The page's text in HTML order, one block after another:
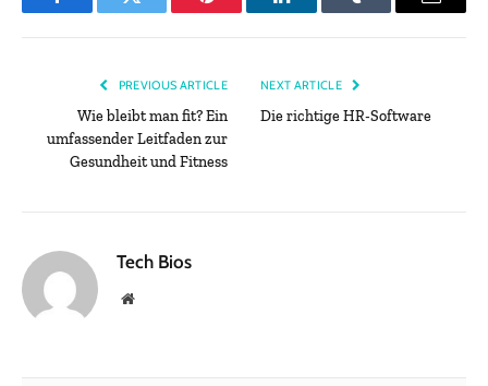
FacebookTwitter Pinterest LinkedInTumblr Email
PREVIOUS ARTICLE
Wie bleibt man fit? Ein
umfassender Leitfaden zur
Gesundheit und Fitness
NEXT ARTICLE
Die richtige HR-Software
Tech Bios
Website